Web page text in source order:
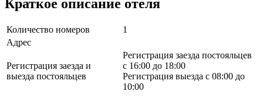
Краткое описание отеля
Количество номеров
1
Адрес
Регистрация заезда и
выезда постояльцев
Регистрация заезда постояльцев
с 16:00 до 18:00
Регистрация выезда с 08:00 до
10:00